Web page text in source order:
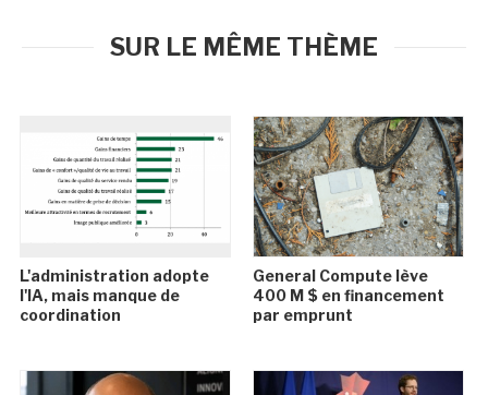
SUR LE MÊME THÈME
L'administration adopte
l'IA, mais manque de
coordination
General Compute lève
400 M $ en financement
par emprunt